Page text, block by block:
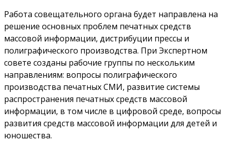
Работа совещательного органа будет направлена на
решение основных проблем печатных средств
массовой информации, дистрибуции прессы и
полиграфического производства. При Экспертном
совете созданы рабочие группы по нескольким
направлениям: вопросы полиграфического
производства печатных СМИ, развитие системы
распространения печатных средств массовой
информации, в том числе в цифровой среде, вопросы
развития средств массовой информации для детей и
юношества.